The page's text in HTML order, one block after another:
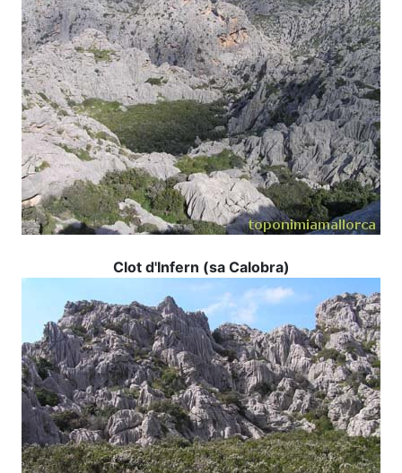
Clot d'Infern (sa Calobra)